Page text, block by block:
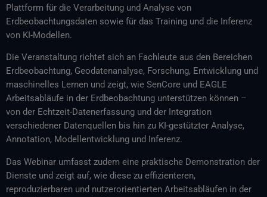
Plattform für die Verarbeitung und Analyse von
Erdbeobachtungsdaten sowie für das Training und die Inferenz
von KI-Modellen.
Die Veranstaltung richtet sich an Fachleute aus den Bereichen
Erdbeobachtung, Geodatenanalyse, Forschung, Entwicklung und
maschinelles Lernen und zeigt, wie SenCore und EAGLE
Arbeitsabläufe in der Erdbeobachtung unterstützen können –
von der Echtzeit-Datenerfassung und der Integration
verschiedener Datenquellen bis hin zu KI-gestützter Analyse,
Annotation, Modellentwicklung und Inferenz.
Das Webinar umfasst zudem eine praktische Demonstration der
Dienste und zeigt auf, wie diese zu effizienteren,
reproduzierbaren und nutzerorientierten Arbeitsabläufen in der